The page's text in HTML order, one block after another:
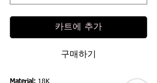
카트에 추가
구매하기
Material: 18K